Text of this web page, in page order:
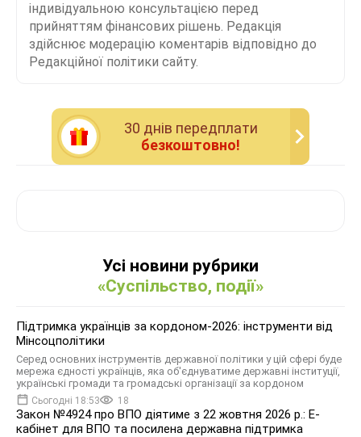
індивідуальною консультацією перед
прийняттям фінансових рішень. Редакція
здійснює модерацію коментарів відповідно до
Редакційної політики сайту.
30 днiв передплати
безкоштовно!
Усі новини рубрики
«Суспільство, події»
Підтримка українців за кордоном-2026: інструменти від
Мінсоцполітики
Серед основних інструментів державної політики у цій сфері буде
мережа єдності українців, яка об'єднуватиме державні інституції,
українські громади та громадські організації за кордоном
Сьогодні 18:53 18
Закон №4924 про ВПО діятиме з 22 жовтня 2026 р.: Е-
кабінет для ВПО та посилена державна підтримка